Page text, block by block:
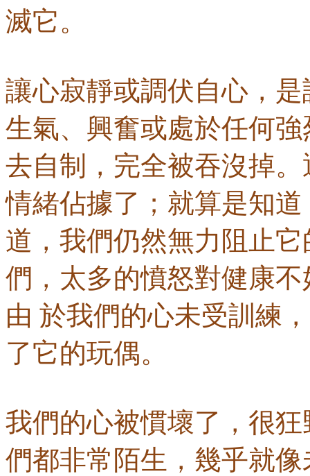
滅它。
讓心寂靜或調伏自心，
生氣、興奮或處於任何
去自制，完全被吞沒掉
情緒佔據了；就算是知
道，我們仍然無力阻止
們，太多的憤怒對健康
由 於我們的心未受訓練
了它的玩偶。
我們的心被慣壞了，很
們都非常陌生，幾乎就